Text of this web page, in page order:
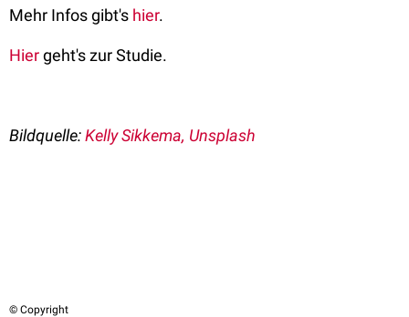
Mehr Infos gibt's hier.
Hiergeht's zur Studie.
Bildquelle:Kelly Sikkema, Unsplash
© Copyright